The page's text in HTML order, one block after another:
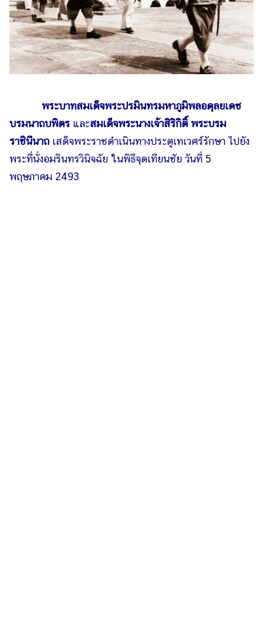
พระบาทสมเด็จพระปรมินทรมหาภูมิพลอดุลยเดช
บรมนาถบพิตร และสมเด็จพระนางเจ้าสิริกิติ์ พระบรม
ราชินีนาถ เสด็จพระราชดำเนินทางประตูเทเวศร์รักษา ไปยัง
พระที่นั่งอมรินทรวินิจฉัย ในพิธีจุดเทียนชัย วันที่ 5
พฤษภาคม 2493